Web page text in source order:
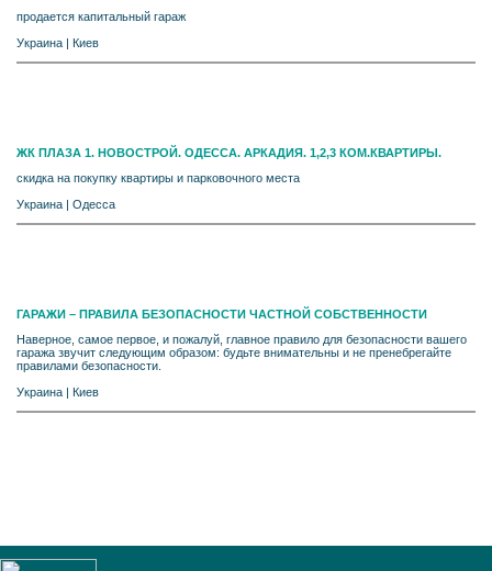
продается капитальный гараж
Украина
Киев
ЖК ПЛАЗА 1. НОВОСТРОЙ. ОДЕССА. АРКАДИЯ. 1,2,3 КОМ.КВАРТИРЫ.
скидка на покупку квартиры и парковочного места
Украина
Одесса
ГАРАЖИ – ПРАВИЛА БЕЗОПАСНОСТИ ЧАСТНОЙ СОБСТВЕННОСТИ
Наверное, самое первое, и пожалуй, главное правило для безопасности вашего
гаража звучит следующим образом: будьте внимательны и не пренебрегайте
правилами безопасности.
Украина
Киев